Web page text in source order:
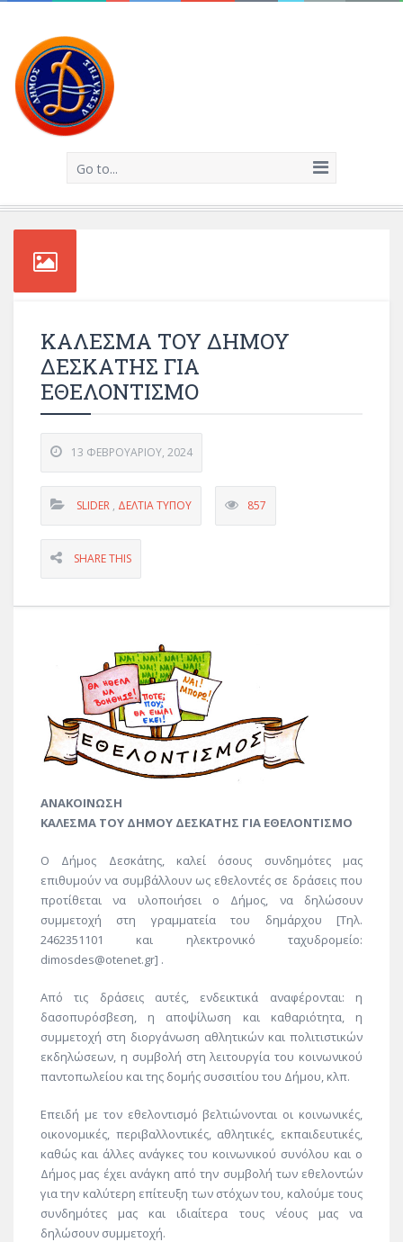
Go to...
ΚΑΛΕΣΜΑ ΤΟΥ ΔΗΜΟΥ
ΔΕΣΚΑΤΗΣ ΓΙΑ
ΕΘΕΛΟΝΤΙΣΜΟ
13 ΦΕΒΡΟΥΑΡΊΟΥ, 2024
SLIDER , ΔΕΛΤΊΑ ΤΎΠΟΥ 857
SHARE THIS
ΚΑΛΕΣΜΑ ΤΟΥ ΔΗΜΟΥ ΔΕΣΚΑΤΗΣ ΓΙΑ ΕΘΕΛΟΝΤΙΣΜΟ
Ο Δήμος Δεσκάτης, καλεί όσους συνδημότες μας
επιθυμούν να συμβάλλουν ως εθελοντές σε δράσεις που
προτίθεται να υλοποιήσει ο Δήμος, να δηλώσουν
συμμετοχή στη γραμματεία του δημάρχου [Τηλ.
2462351101 και ηλεκτρονικό ταχυδρομείο:
dimosdes@otenet.gr] .
Από τις δράσεις αυτές, ενδεικτικά αναφέρονται: η
δασοπυρόσβεση, η αποψίλωση και καθαριότητα, η
συμμετοχή στη διοργάνωση αθλητικών και πολιτιστικών
εκδηλώσεων, η συμβολή στη λειτουργία του κοινωνικού
παντοπωλείου και της δομής συσσιτίου του Δήμου, κλπ.
Επειδή με τον εθελοντισμό βελτιώνονται οι κοινωνικές,
οικονομικές, περιβαλλοντικές, αθλητικές, εκπαιδευτικές,
καθώς και άλλες ανάγκες του κοινωνικού συνόλου και ο
Δήμος μας έχει ανάγκη από την συμβολή των εθελοντών
για την καλύτερη επίτευξη των στόχων του, καλούμε τους
συνδημότες μας και ιδιαίτερα τους νέους μας να
δηλώσουν συμμετοχή.